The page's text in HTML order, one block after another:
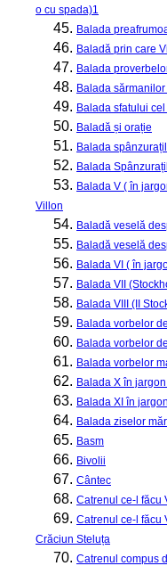
o cu spada)1
45. Balada
46. Baladă prin care
47. Balada
48. Balada
49. Balada sfatului cel
50. Baladă și orație
51. Balada
52. Balada
53. Balada V ( în
Villon
54. Baladă veselă
55. Baladă veselă
56. Balada VI ( în
57. Balada VII
58. Balada VIII (II
59. Balada vorbelor
60. Balada vorbelor
61. Balada vorbelor
62. Balada X în
63. Balada XI în
64. Balada ziselor
65. Basm
66. Bivolii
67. Cântec
68. Catrenul ce-l făcu
69. Catrenul ce-l făcu
Crăciun Steluța
70. Catrenul compus